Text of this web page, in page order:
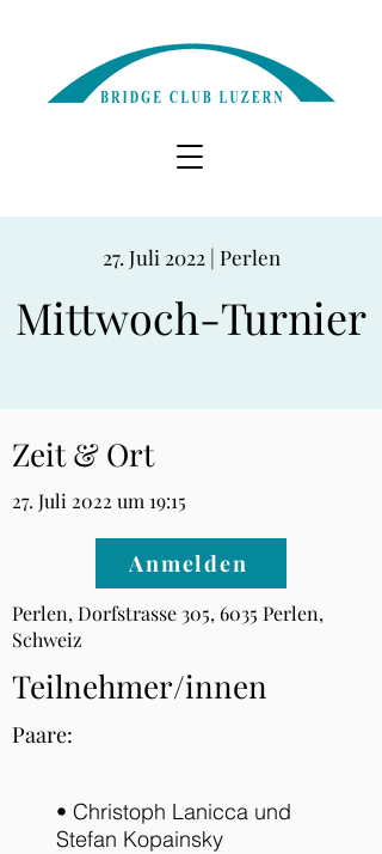
27. Juli 2022 | Perlen
Mittwoch-Turnier
Zeit & Ort
27. Juli 2022 um 19:15
Anmelden
Perlen, Dorfstrasse 305, 6035 Perlen,
Schweiz
Teilnehmer/innen
Paare:
• Christoph Lanicca und
Stefan Kopainsky